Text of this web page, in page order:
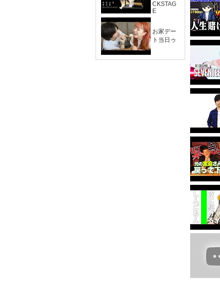
CKSTAG
E
お家デー
ト当日ゥ